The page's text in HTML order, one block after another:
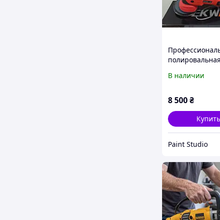
полировальная
1500MY-P022
В наличии
8 500₴
Купить
Paint Studio